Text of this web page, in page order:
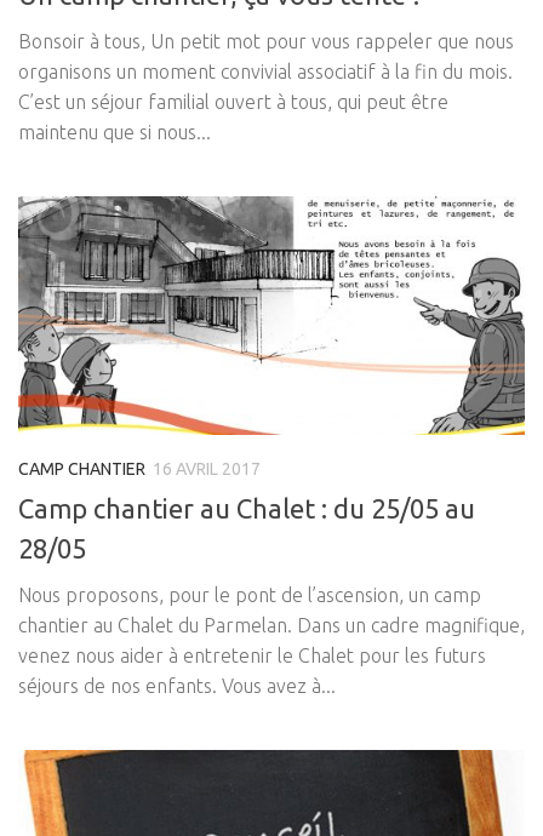
Bonsoir à tous, Un petit mot pour vous rappeler que nous
organisons un moment convivial associatif à la fin du mois.
C’est un séjour familial ouvert à tous, qui peut être
maintenu que si nous...
CAMP CHANTIER 16 AVRIL 2017
Camp chantier au Chalet : du 25/05 au
28/05
Nous proposons, pour le pont de l’ascension, un camp
chantier au Chalet du Parmelan. Dans un cadre magnifique,
venez nous aider à entretenir le Chalet pour les futurs
séjours de nos enfants. Vous avez à...